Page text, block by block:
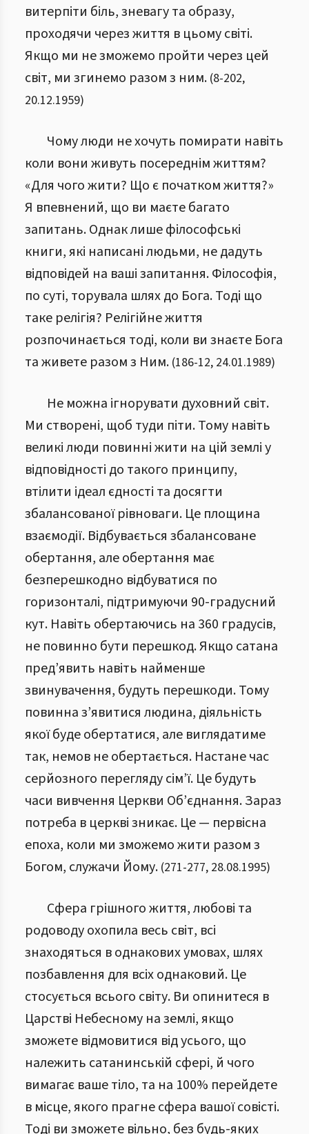
витерпіти біль, зневагу та образу,
проходячи через життя в цьому світі.
Якщо ми не зможемо пройти через цей
світ, ми згинемо разом з ним. (8-202,
20.12.1959)
Чому люди не хочуть помирати навіть
коли вони живуть посереднім життям?
«Для чого жити? Що є початком життя?»
Я впевнений, що ви маєте багато
запитань. Однак лише філософські
книги, які написані людьми, не дадуть
відповідей на ваші запитання. Філософія,
по суті, торувала шлях до Бога. Тоді що
таке релігія? Релігійне життя
розпочинається тоді, коли ви знаєте Бога
та живете разом з Ним. (186-12, 24.01.1989)
Не можна ігнорувати духовний світ.
Ми створені, щоб туди піти. Тому навіть
великі люди повинні жити на цій землі у
відповідності до такого принципу,
втілити ідеал єдності та досягти
збалансованої рівноваги. Це площина
взаємодії. Відбувається збалансоване
обертання, але обертання має
безперешкодно відбуватися по
горизонталі, підтримуючи 90-градусний
кут. Навіть обертаючись на 360 градусів,
не повинно бути перешкод. Якщо сатана
пред’явить навіть найменше
звинувачення, будуть перешкоди. Тому
повинна з’явитися людина, діяльність
якої буде обертатися, але виглядатиме
так, немов не обертається. Настане час
серйозного перегляду сім’ї. Це будуть
часи вивчення Церкви Об’єднання. Зараз
потреба в церкві зникає. Це — первісна
епоха, коли ми зможемо жити разом з
Богом, служачи Йому. (271-277, 28.08.1995)
Сфера грішного життя, любові та
родоводу охопила весь світ, всі
знаходяться в однакових умовах, шлях
позбавлення для всіх однаковий. Це
стосується всього світу. Ви опинитеся в
Царстві Небесному на землі, якщо
зможете відмовитися від усього, що
належить сатанинській сфері, й чого
вимагає ваше тіло, та на 100% перейдете
в місце, якого прагне сфера вашої совісті.
Тоді ви зможете вільно, без будь-яких